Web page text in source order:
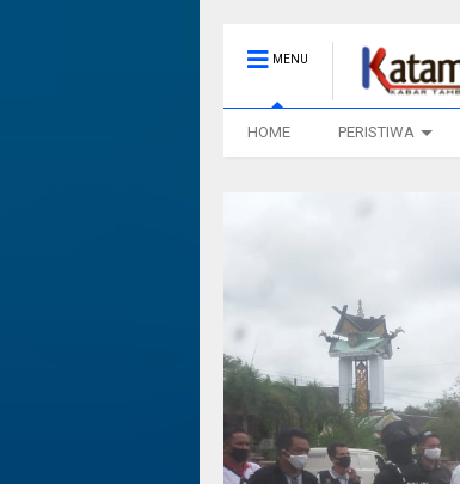
MENU
HOME PERISTIWA